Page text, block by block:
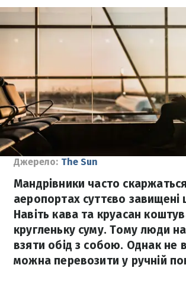
Джерело: The Sun
Мандрівники часто
аеропортах суттєво завищені
Навіть кава та круасан
кругленьку суму. Тому люди
взяти обід з собою. Однак не
можна перевозити у ручній